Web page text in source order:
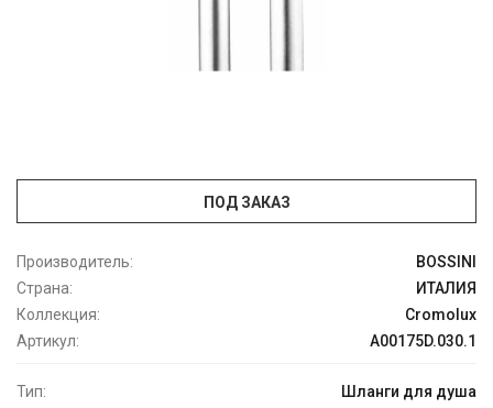
ПОД ЗАКАЗ
Производитель:
BOSSINI
Страна:
ИТАЛИЯ
Коллекция:
Cromolux
Артикул:
A00175D.030.1
Тип:
Шланги для душа